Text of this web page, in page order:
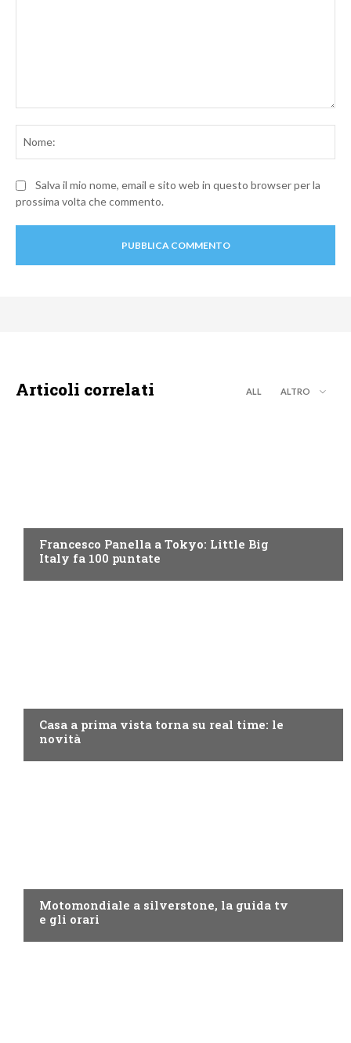
Salva il mio nome, email e sito web in questo browser per la
prossima volta che commento.
Articoli correlati ALL ALTRO
Francesco Panella a Tokyo: Little Big
Italy fa 100 puntate
Casa a prima vista torna su real time: le
novità
Motomondiale a silverstone, la guida tv
e gli orari